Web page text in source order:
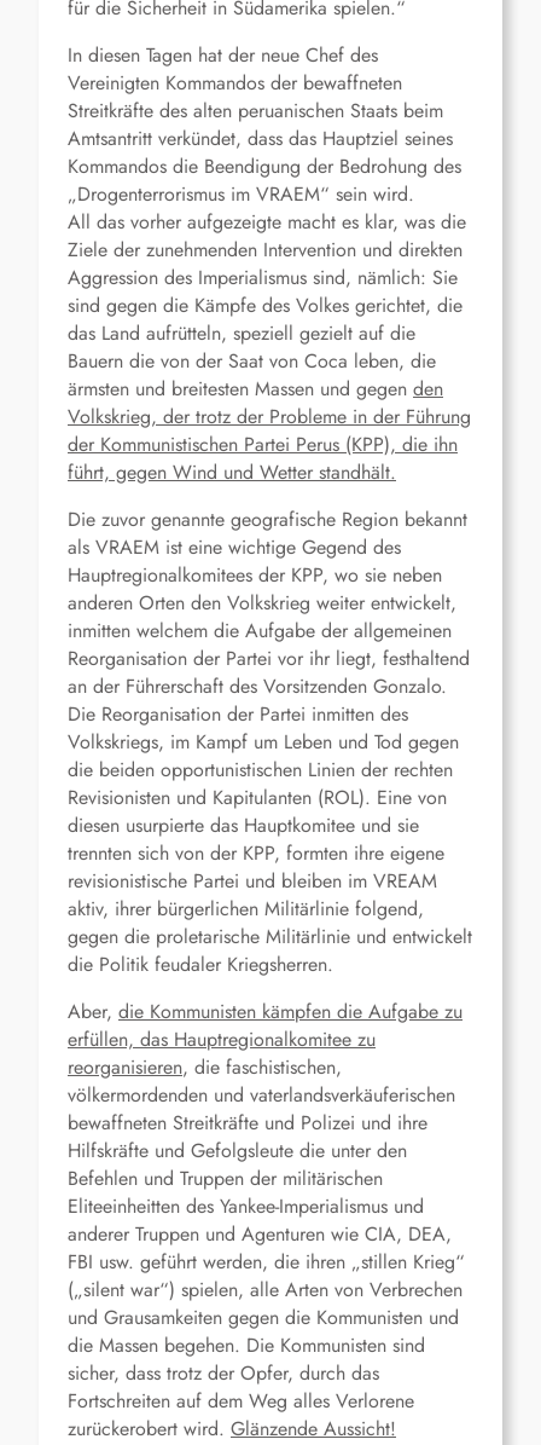
für die Sicherheit in Südamerika spielen.“
In diesen Tagen hat der neue Chef des
Vereinigten Kommandos der bewaffneten
Streitkräfte des alten peruanischen Staats beim
Amtsantritt verkündet, dass das Hauptziel seines
Kommandos die Beendigung der Bedrohung des
„Drogenterrorismus im VRAEM“ sein wird.
All das vorher aufgezeigte macht es klar, was die
Ziele der zunehmenden Intervention und direkten
Aggression des Imperialismus sind, nämlich: Sie
sind gegen die Kämpfe des Volkes gerichtet, die
das Land aufrütteln, speziell gezielt auf die
Bauern die von der Saat von Coca leben, die
ärmsten und breitesten Massen und gegen den
Volkskrieg, der trotz der Probleme in der Führung
der Kommunistischen Partei Perus (KPP), die ihn
führt, gegen Wind und Wetter standhält.
Die zuvor genannte geografische Region bekannt
als VRAEM ist eine wichtige Gegend des
Hauptregionalkomitees der KPP, wo sie neben
anderen Orten den Volkskrieg weiter entwickelt,
inmitten welchem die Aufgabe der allgemeinen
Reorganisation der Partei vor ihr liegt, festhaltend
an der Führerschaft des Vorsitzenden Gonzalo.
Die Reorganisation der Partei inmitten des
Volkskriegs, im Kampf um Leben und Tod gegen
die beiden opportunistischen Linien der rechten
Revisionisten und Kapitulanten (ROL). Eine von
diesen usurpierte das Hauptkomitee und sie
trennten sich von der KPP, formten ihre eigene
revisionistische Partei und bleiben im VREAM
aktiv, ihrer bürgerlichen Militärlinie folgend,
gegen die proletarische Militärlinie und entwickelt
die Politik feudaler Kriegsherren.
Aber, die Kommunisten kämpfen die Aufgabe zu
erfüllen, das Hauptregionalkomitee zu
reorganisieren, die faschistischen,
völkermordenden und vaterlandsverkäuferischen
bewaffneten Streitkräfte und Polizei und ihre
Hilfskräfte und Gefolgsleute die unter den
Befehlen und Truppen der militärischen
Eliteeinheitten des Yankee-Imperialismus und
anderer Truppen und Agenturen wie CIA, DEA,
FBI usw. geführt werden, die ihren „stillen Krieg“
(„silent war“) spielen, alle Arten von Verbrechen
und Grausamkeiten gegen die Kommunisten und
die Massen begehen. Die Kommunisten sind
sicher, dass trotz der Opfer, durch das
Fortschreiten auf dem Weg alles Verlorene
zurückerobert wird. Glänzende Aussicht!